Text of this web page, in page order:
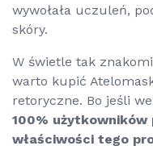
wywołała uczuleń,
skóry.
W świetle tak
warto kupić
retoryczne. Bo jeśli
100%
właściwości tego